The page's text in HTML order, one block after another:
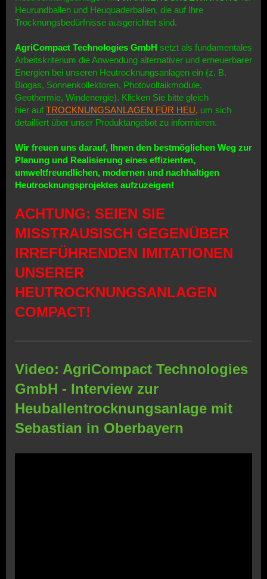
Heurundballen und Heuquaderballen, die auf Ihre
Trocknungsbedürfnisse ausgerichtet sind.
AgriCompact Technologies GmbH setzt als fundamentales
Arbeitskriterium die Anwendung alternativer und erneuerbarer
Energien bei unseren Heutrocknungsanlagen ein (z. B.
Biogas, Sonnenkollektoren, Photovoltaikmodule,
Geothermie, Windenergie). Klicken Sie bitte gleich
hier auf TROCKNUNGSANLAGEN FÜR HEU, um sich
detailliert über unser Produktangebot zu informieren.
Wir freuen uns darauf, Ihnen den bestmöglichen Weg zur
Planung und Realisierung eines effizienten,
umweltfreundlichen, modernen und nachhaltigen
Heutrocknungsprojektes aufzuzeigen!
ACHTUNG: SEIEN SIE
MISSTRAUSISCH GEGENÜBER
IRREFÜHRENDEN IMITATIONEN
UNSERER
HEUTROCKNUNGSANLAGEN
COMPACT!
Video: AgriCompact Technologies
GmbH - Interview zur
Heuballentrocknungsanlage mit
Sebastian in Oberbayern